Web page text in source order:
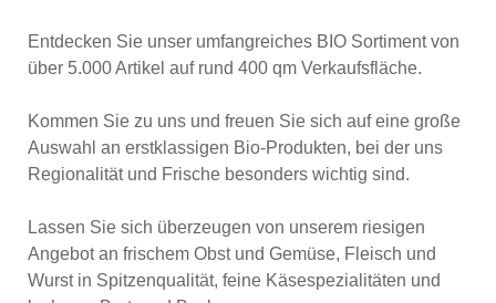
Entdecken Sie unser umfangreiches BIO Sortiment von
über 5.000 Artikel auf rund 400 qm Verkaufsfläche.
Kommen Sie zu uns und freuen Sie sich auf eine große
Auswahl an erstklassigen Bio-Produkten, bei der uns
Regionalität und Frische besonders wichtig sind.
Lassen Sie sich überzeugen von unserem riesigen
Angebot an frischem Obst und Gemüse, Fleisch und
Wurst in Spitzenqualität, feine Käsespezialitäten und